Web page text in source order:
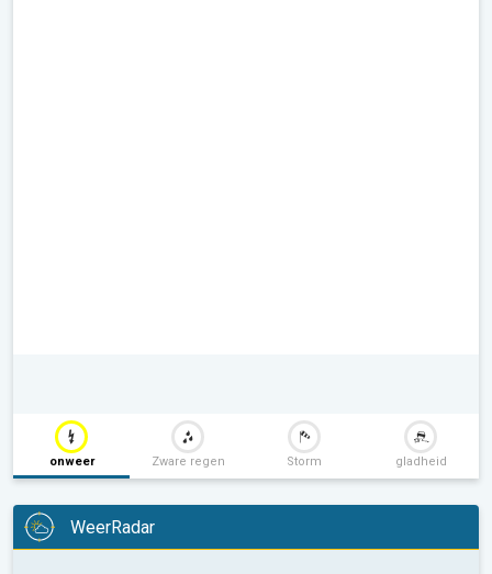
onweer Zware regen Storm gladheid
WeerRadar